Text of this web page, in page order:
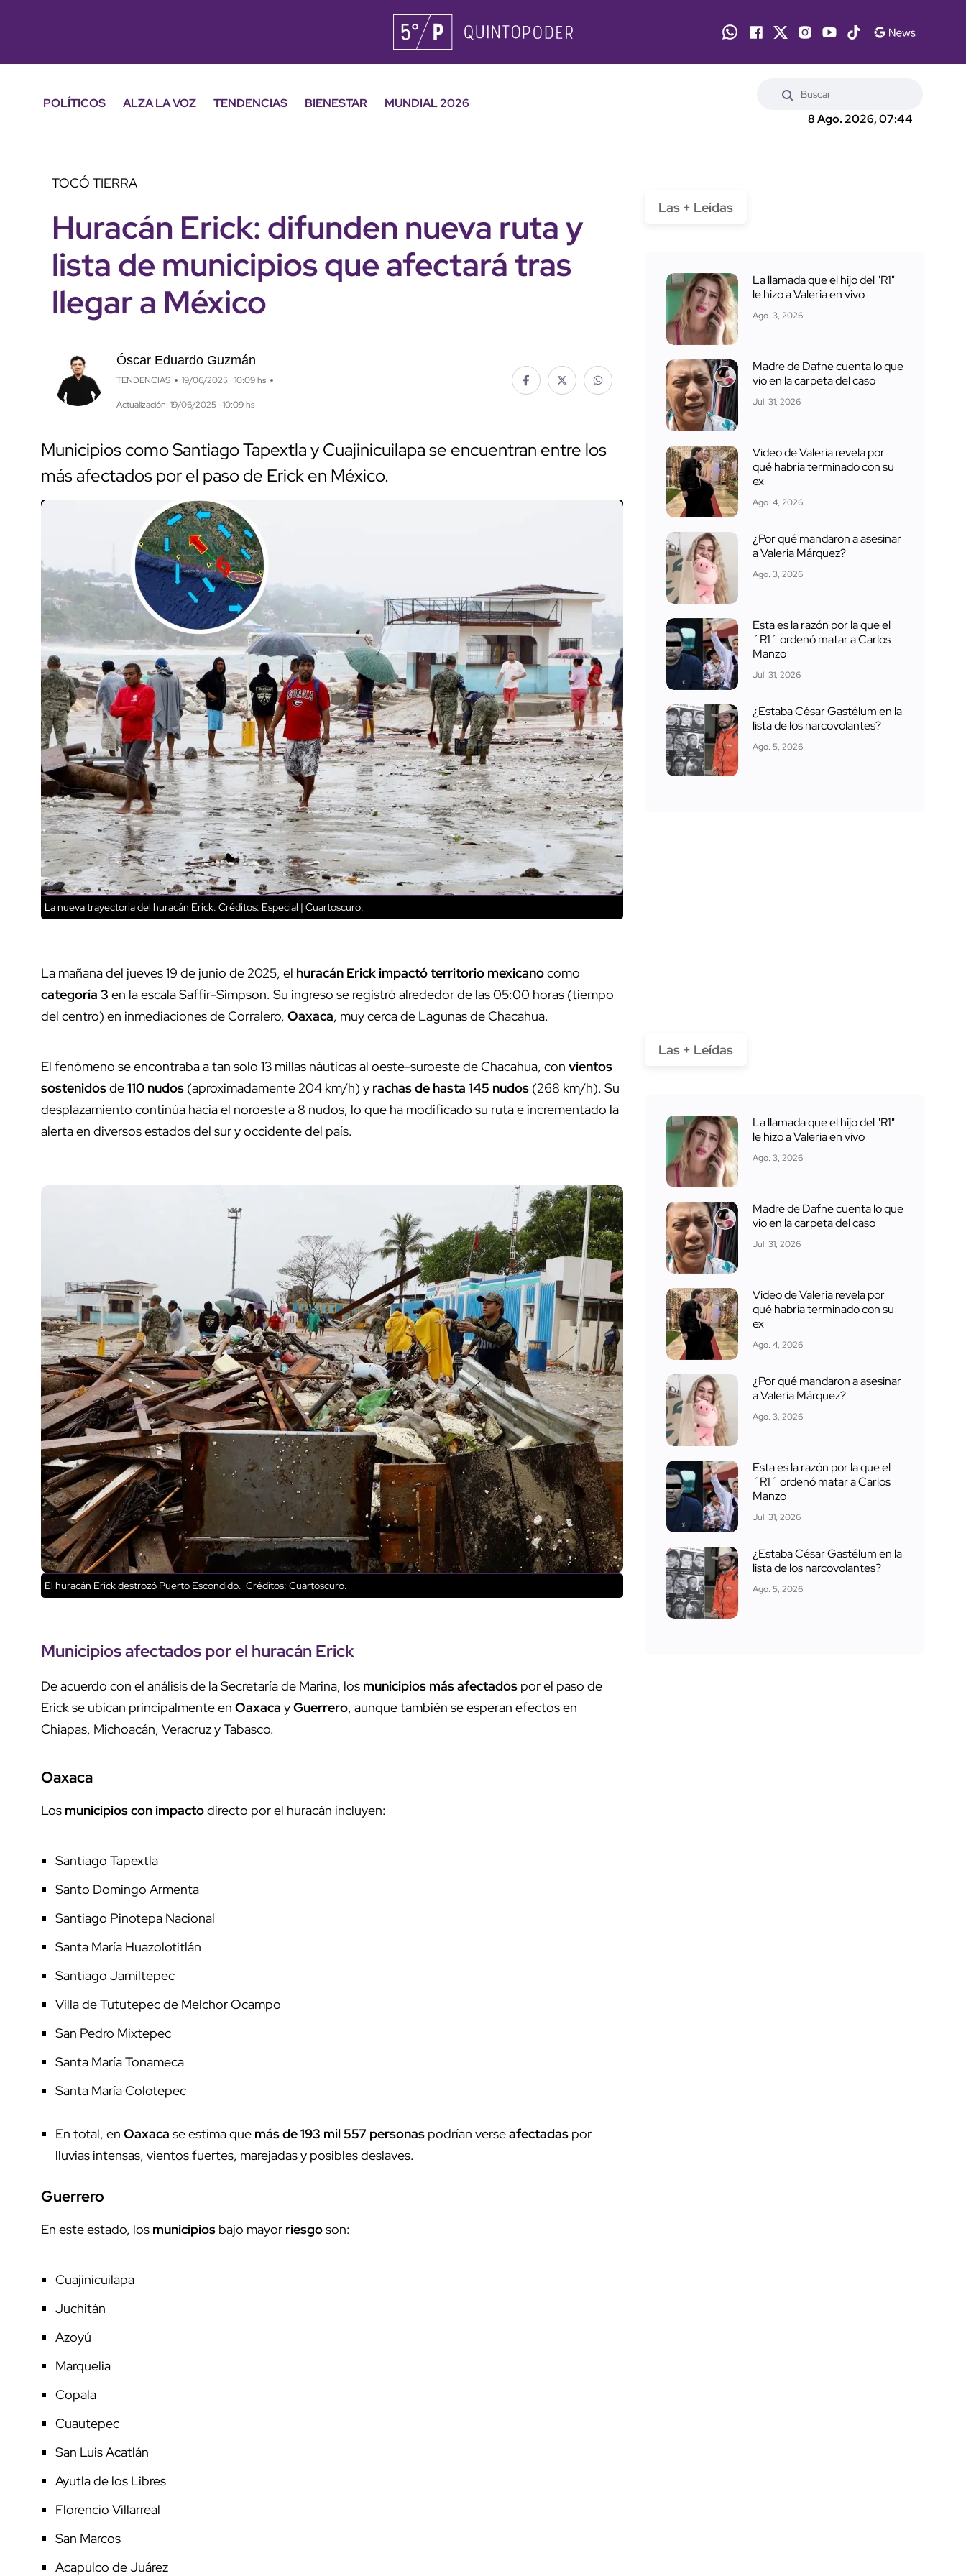
POLÍTICOS ALZA LA VOZ TENDENCIAS BIENESTAR
MUNDIAL 2026
8 Ago. 2026, 07:44
TOCÓ TIERRA
Huracán Erick: difunden nueva ruta y
lista de municipios que afectará tras
llegar a México
Óscar Eduardo Guzmán
TENDENCIAS 19/06/2025 · 10:09 hs
Actualización: 19/06/2025 · 10:09 hs
Municipios como Santiago Tapextla y Cuajinicuilapa se encuentran entre los
más afectados por el paso de Erick en México.
La nueva trayectoria del huracán Erick. Créditos: Especial | Cuartoscuro.
La mañana del jueves 19 de junio de 2025, el huracán Erickimpactó territorio mexicanocomo
categoría 3 en la escala Saffir-Simpson. Su ingreso se registró alrededor de las 05:00 horas (tiempo
del centro) en inmediaciones de Corralero, Oaxaca, muy cerca de Lagunas de Chacahua.
El fenómeno se encontraba a tan solo 13 millas náuticas al oeste-suroeste de Chacahua, con vientos
sostenidosde110 nudos (aproximadamente 204 km/h) y rachas de hasta 145 nudos (268 km/h). Su
desplazamiento continúa hacia el noroeste a 8 nudos, lo que ha modificado su ruta e incrementado la
alerta en diversos estados del sur y occidente del país.
El huracán Erick destrozó Puerto Escondido. Créditos: Cuartoscuro.
Municipios afectados por el huracán Erick
De acuerdo con el análisis de la Secretaría de Marina, los municipios más afectados por el paso de
Erick se ubican principalmente en Oaxaca yGuerrero, aunque también se esperan efectos en
Chiapas, Michoacán, Veracruz y Tabasco.
Oaxaca
Los municipios con impactodirecto por el huracán incluyen:
Santiago Tapextla
Santo Domingo Armenta
Santiago Pinotepa Nacional
Santa María Huazolotitlán
Santiago Jamiltepec
Villa de Tututepec de Melchor Ocampo
San Pedro Mixtepec
Santa María Tonameca
Santa María Colotepec
En total, en Oaxaca se estima que más de 193 mil 557 personas podrían verseafectadas por
lluvias intensas, vientos fuertes, marejadas y posibles deslaves.
Guerrero
En este estado, los municipios bajo mayor riesgoson:
Cuajinicuilapa
Juchitán
Azoyú
Marquelia
Copala
Cuautepec
San Luis Acatlán
Ayutla de los Libres
Florencio Villarreal
San Marcos
Acapulco de Juárez
Las + Leídas
La llamada que el hijo del "R1"
le hizo a Valeria en vivo
Ago. 3, 2026
Madre de Dafne cuenta lo que
vio en la carpeta del caso
Jul. 31, 2026
Video de Valeria revela por
qué habría terminado con su
ex
Ago. 4, 2026
¿Por qué mandaron a asesinar
a Valeria Márquez?
Ago. 3, 2026
Esta es la razón por la que el
´R1´ ordenó matar a Carlos
Manzo
Jul. 31, 2026
¿Estaba César Gastélum en la
lista de los narcovolantes?
Ago. 5, 2026
Las + Leídas
La llamada que el hijo del "R1"
le hizo a Valeria en vivo
Ago. 3, 2026
Madre de Dafne cuenta lo que
vio en la carpeta del caso
Jul. 31, 2026
Video de Valeria revela por
qué habría terminado con su
ex
Ago. 4, 2026
¿Por qué mandaron a asesinar
a Valeria Márquez?
Ago. 3, 2026
Esta es la razón por la que el
´R1´ ordenó matar a Carlos
Manzo
Jul. 31, 2026
¿Estaba César Gastélum en la
lista de los narcovolantes?
Ago. 5, 2026